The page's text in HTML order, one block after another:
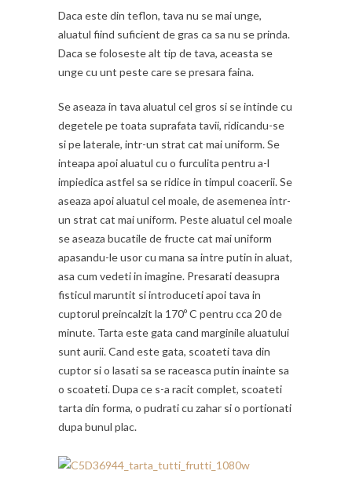
Daca este din teflon, tava nu se mai unge,
aluatul fiind suficient de gras ca sa nu se prinda.
Daca se foloseste alt tip de tava, aceasta se
unge cu unt peste care se presara faina.
Se aseaza in tava aluatul cel gros si se intinde cu
degetele pe toata suprafata tavii, ridicandu-se
si pe laterale, intr-un strat cat mai uniform. Se
inteapa apoi aluatul cu o furculita pentru a-l
impiedica astfel sa se ridice in timpul coacerii. Se
aseaza apoi aluatul cel moale, de asemenea intr-
un strat cat mai uniform. Peste aluatul cel moale
se aseaza bucatile de fructe cat mai uniform
apasandu-le usor cu mana sa intre putin in aluat,
asa cum vedeti in imagine. Presarati deasupra
fisticul maruntit si introduceti apoi tava in
cuptorul preincalzit la 170º C pentru cca 20 de
minute. Tarta este gata cand marginile aluatului
sunt aurii. Cand este gata, scoateti tava din
cuptor si o lasati sa se raceasca putin inainte sa
o scoateti. Dupa ce s-a racit complet, scoateti
tarta din forma, o pudrati cu zahar si o portionati
dupa bunul plac.